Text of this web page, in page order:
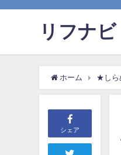
リフナ
ホーム ★しら
シェア